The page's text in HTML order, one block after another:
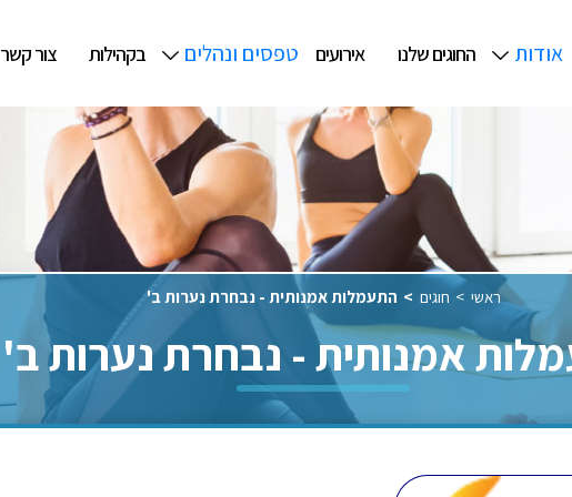
אודות החוגים שלנו אירועים טפסים ונהלים בקהילות צור קשר
ראשי חוגים התעמלות אמנותית - נבחרת נערות ב'
אמנותית - נבחרת נערות ב'